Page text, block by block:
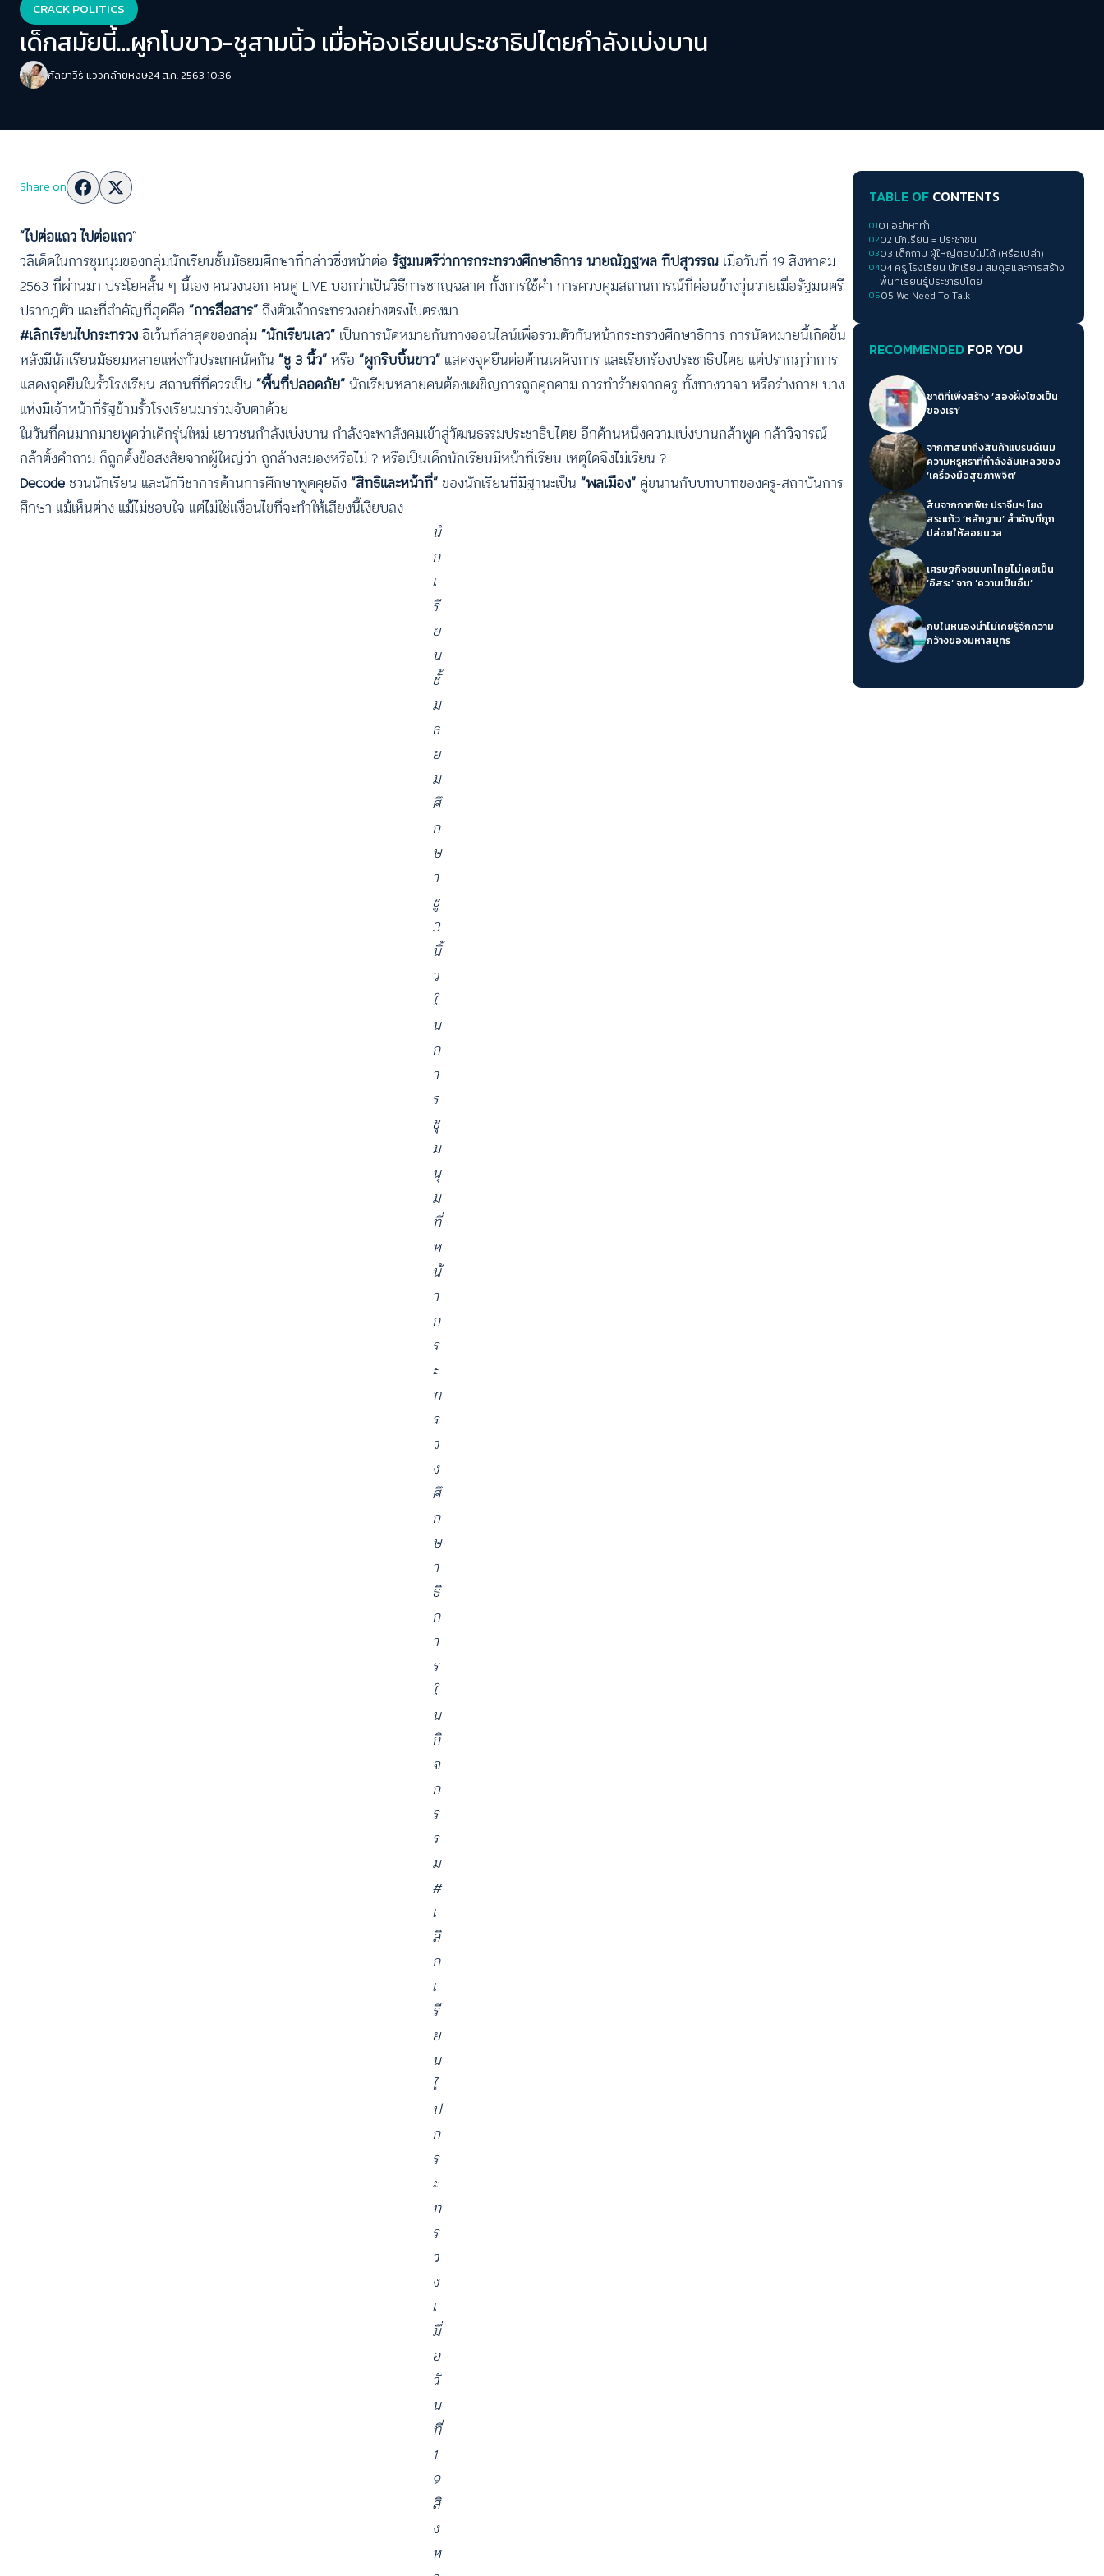
CRACK POLITICS
เด็กสมัยนี้…ผูกโบขาว-ชูสามนิ้ว เมื่อห้องเรียนประชาธิปไตยกำลังเบ่งบาน
กัลยาวีร์ แววคล้ายหงษ์24 ส.ค. 2563 10:36
Share on
“ไปต่อแถว ไปต่อแถว“
วลีเด็ดในการชุมนุมของกลุ่มนักเรียนชั้นมัธยมศึกษาที่กล่าวซึ่งหน้าต่อ รัฐมนตรีว่าการกระทรวงศึกษาธิการ นายณัฏฐพล ทีปสุวรรณ เมื่อวันที่ 19 สิงหาคม
2563 ที่ผ่านมา ประโยคสั้น ๆ นี้เอง คนวงนอก คนดู LIVE บอกว่าเป็นวิธีการชาญฉลาด ทั้งการใช้คำ การควบคุมสถานการณ์ที่ค่อนข้างวุ่นวายเมื่อรัฐมนตรี
ปรากฎตัว และที่สำคัญที่สุดคือ “การสื่อสาร”ถึงตัวเจ้ากระทรวงอย่างตรงไปตรงมา
#เลิกเรียนไปกระทรวงอีเว้นท์ล่าสุดของกลุ่ม“นักเรียนเลว” เป็นการนัดหมายกันทางออนไลน์เพื่อรวมตัวกันหน้ากระทรวงศึกษาธิการ การนัดหมายนี้เกิดขึ้น
หลังมีนักเรียนมัธยมหลายแห่งทั่วประเทศนัดกัน “ชู 3 นิ้ว”หรือ “ผูกริบบิ้นขาว” แสดงจุดยืนต่อต้านเผด็จการ และเรียกร้องประชาธิปไตย แต่ปรากฎว่าการ
แสดงจุดยืนในรั้วโรงเรียน สถานที่ที่ควรเป็น “พื้นที่ปลอดภัย”นักเรียนหลายคนต้องเผชิญการถูกคุกคาม การทำร้ายจากครู ทั้งทางวาจา หรือร่างกาย บาง
แห่งมีเจ้าหน้าที่รัฐข้ามรั้วโรงเรียนมาร่วมจับตาด้วย
ในวันที่คนมากมายพูดว่าเด็กรุ่นใหม่-เยาวชนกำลังเบ่งบาน กำลังจะพาสังคมเข้าสู่วัฒนธรรมประชาธิปไตย อีกด้านหนึ่งความเบ่งบานกล้าพูด กล้าวิจารณ์
กล้าตั้งคำถาม ก็ถูกตั้งข้อสงสัยจากผู้ใหญ่ว่า ถูกล้างสมองหรือไม่ ? หรือเป็นเด็กนักเรียนมีหน้าที่เรียน เหตุใดจึงไม่เรียน ?
Decode ชวนนักเรียน และนักวิชาการด้านการศึกษาพูดคุยถึง“สิทธิและหน้าที่” ของนักเรียนที่มีฐานะเป็น “พลเมือง” คู่ขนานกับบทบาทของครู-สถาบันการ
ศึกษา แม้เห็นต่าง แม้ไม่ชอบใจ แต่ไม่ใช่เเงื่อนไขที่จะทำให้เสียงนี้เงียบลง
นั
ก
เ
รี
ย
น
ชั้
ม
ธ
ย
ม
ศึ
ก
ษ
า
ชู
3
นิ้
ว
ใ
น
ก
า
ร
ชุ
ม
นุ
ม
ที่
ห
น้
า
ก
ร
ะ
ท
ร
ว
ง
ศึ
ก
ษ
า
ธิ
ก
า
ร
ใ
น
กิ
จ
ก
ร
ร
ม
#
เ
ลิ
ก
เ
รี
ย
น
ไ
ป
ก
ร
ะ
ท
ร
ว
ง
เ
มื่
อ
วั
น
ที่
1
9
สิ
ง
ห
TABLE OF CONTENTS
0101 อย่าหาทำ
02 02 นักเรียน = ประชาชน
0303 เด็กถาม ผู้ใหญ่ตอบไม่ได้ (หรือเปล่า)
0404 ครู โรงเรียน นักเรียน สมดุลและการสร้าง
พื้นที่เรียนรู้ประชาธิปไตย
0505 We Need To Talk
RECOMMENDED FOR YOU
ชาติที่เพิ่งสร้าง ‘สองฝั่งโขงเป็น
ของเรา’
จากศาสนาถึงสินค้าแบรนด์เนม
ความหรูหราที่กำลังล้มเหลวของ
‘เครื่องมือสุขภาพจิต’
สืบจากกากพิษ ปราจีนฯ โยง
สระแก้ว ‘หลักฐาน’ สำคัญที่ถูก
ปล่อยให้ลอยนวล
เศรษฐกิจชนบทไทยไม่เคยเป็น
‘อิสระ’ จาก ‘ความเป็นอื่น’
กบในหนองน้ำไม่เคยรู้จักความ
กว้างของมหาสมุทร